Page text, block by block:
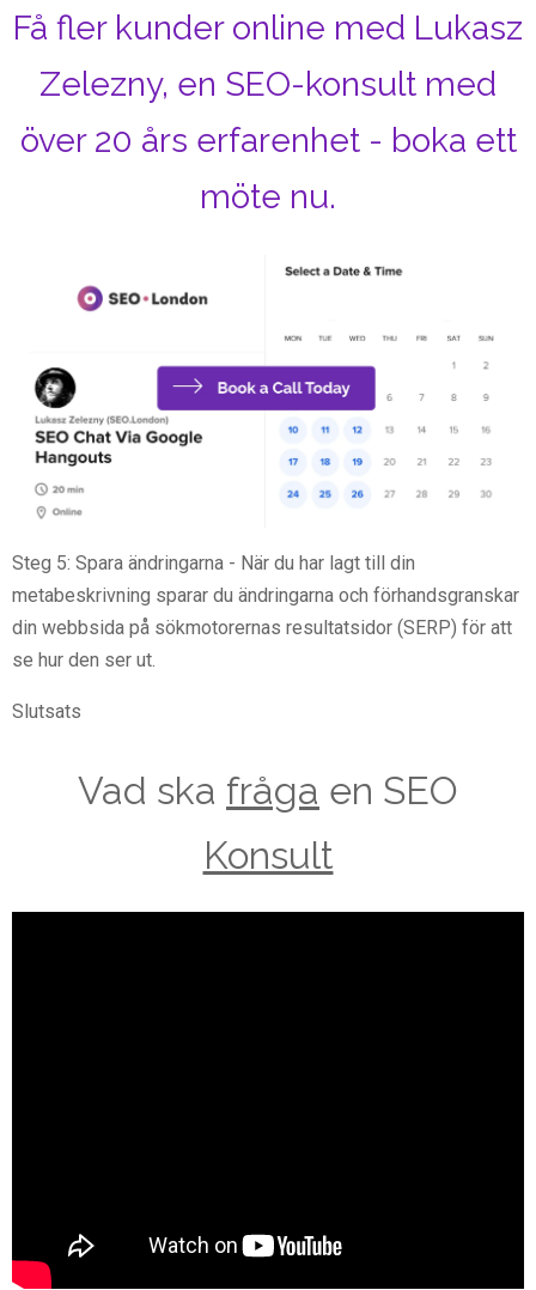
Få fler kunder online med Lukasz
Zelezny, en SEO-konsult med
över 20 års erfarenhet - boka ett
möte nu.
Steg 5: Spara ändringarna - När du har lagt till din
metabeskrivning sparar du ändringarna och förhandsgranskar
din webbsida på sökmotorernas resultatsidor (SERP) för att
se hur den ser ut.
Slutsats
Vad ska fråga en SEO
Konsult